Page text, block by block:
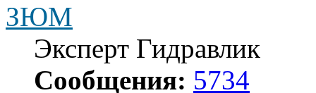
ЗЮМ
Эксперт Гидравлик
Сообщения: 5734